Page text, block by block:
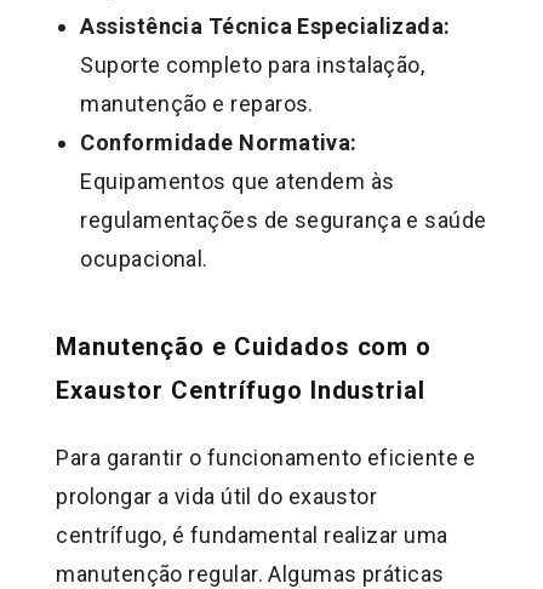
Assistência Técnica Especializada:
Suporte completo para instalação,
manutenção e reparos.
Conformidade Normativa:
Equipamentos que atendem às
regulamentações de segurança e saúde
ocupacional.
Manutenção e Cuidados com o
Exaustor Centrífugo Industrial
Para garantir o funcionamento eficiente e
prolongar a vida útil do exaustor
centrífugo, é fundamental realizar uma
manutenção regular. Algumas práticas